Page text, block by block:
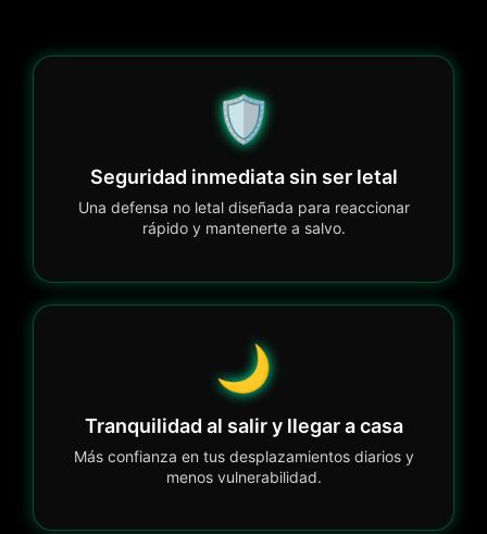
🛡️
Seguridad inmediata sin ser letal
Una defensa no letal diseñada para reaccionar
rápido y mantenerte a salvo.
🌙
Tranquilidad al salir y llegar a casa
Más confianza en tus desplazamientos diarios y
menos vulnerabilidad.